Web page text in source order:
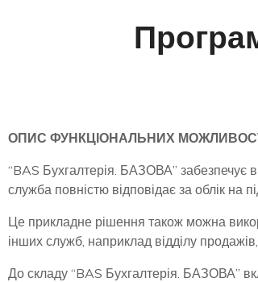
ОПИС ФУНКЦІОНАЛЬНИХ
“BAS Бухгалтерія. БАЗОВА” забезпечує
служба повністю відповідає за облік на
Це прикладне рішення також можна
інших служб, наприклад відділу
До складу “BAS Бухгалтерія. БАЗОВА”